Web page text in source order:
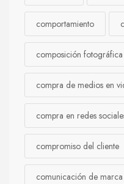
comportamiento
composición fotográfica
compra de medios en
compra en redes
compromiso del cliente
comunicación de marca